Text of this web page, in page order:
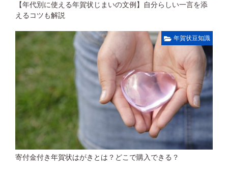
【年代別に使える年賀状じまいの文例】自分らしい一言を添
えるコツも解説
年賀状豆知識
寄付金付き年賀状はがきとは？どこで購入できる？